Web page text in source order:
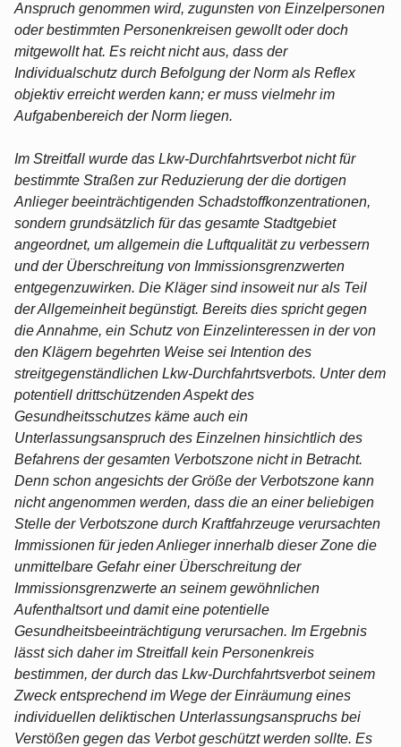
Anspruch genommen wird, zugunsten von Einzelpersonen
oder bestimmten Personenkreisen gewollt oder doch
mitgewollt hat. Es reicht nicht aus, dass der
Individualschutz durch Befolgung der Norm als Reflex
objektiv erreicht werden kann; er muss vielmehr im
Aufgabenbereich der Norm liegen.
Im Streitfall wurde das Lkw-Durchfahrtsverbot nicht für
bestimmte Straßen zur Reduzierung der die dortigen
Anlieger beeinträchtigenden Schadstoffkonzentrationen,
sondern grundsätzlich für das gesamte Stadtgebiet
angeordnet, um allgemein die Luftqualität zu verbessern
und der Überschreitung von Immissionsgrenzwerten
entgegenzuwirken. Die Kläger sind insoweit nur als Teil
der Allgemeinheit begünstigt. Bereits dies spricht gegen
die Annahme, ein Schutz von Einzelinteressen in der von
den Klägern begehrten Weise sei Intention des
streitgegenständlichen Lkw-Durchfahrtsverbots. Unter dem
potentiell drittschützenden Aspekt des
Gesundheitsschutzes käme auch ein
Unterlassungsanspruch des Einzelnen hinsichtlich des
Befahrens der gesamten Verbotszone nicht in Betracht.
Denn schon angesichts der Größe der Verbotszone kann
nicht angenommen werden, dass die an einer beliebigen
Stelle der Verbotszone durch Kraftfahrzeuge verursachten
Immissionen für jeden Anlieger innerhalb dieser Zone die
unmittelbare Gefahr einer Überschreitung der
Immissionsgrenzwerte an seinem gewöhnlichen
Aufenthaltsort und damit eine potentielle
Gesundheitsbeeinträchtigung verursachen. Im Ergebnis
lässt sich daher im Streitfall kein Personenkreis
bestimmen, der durch das Lkw-Durchfahrtsverbot seinem
Zweck entsprechend im Wege der Einräumung eines
individuellen deliktischen Unterlassungsanspruchs bei
Verstößen gegen das Verbot geschützt werden sollte. Es